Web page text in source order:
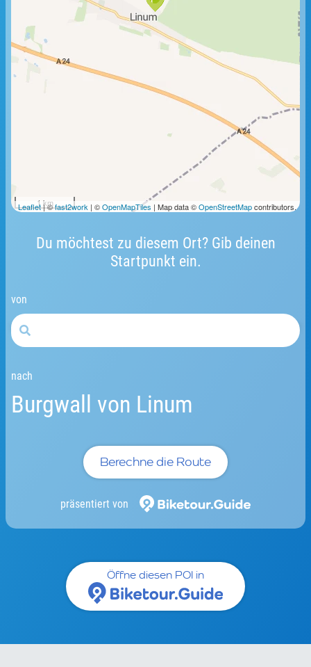
Du möchtest zu diesem Ort? Gib deinen
Startpunkt ein.
von
nach
Burgwall von Linum
Berechne die Route
präsentiert von
1 km
Leaflet| ©fast2work | ©OpenMapTiles | Map data ©OpenStreetMapcontributors.
Öffne diesen POI in